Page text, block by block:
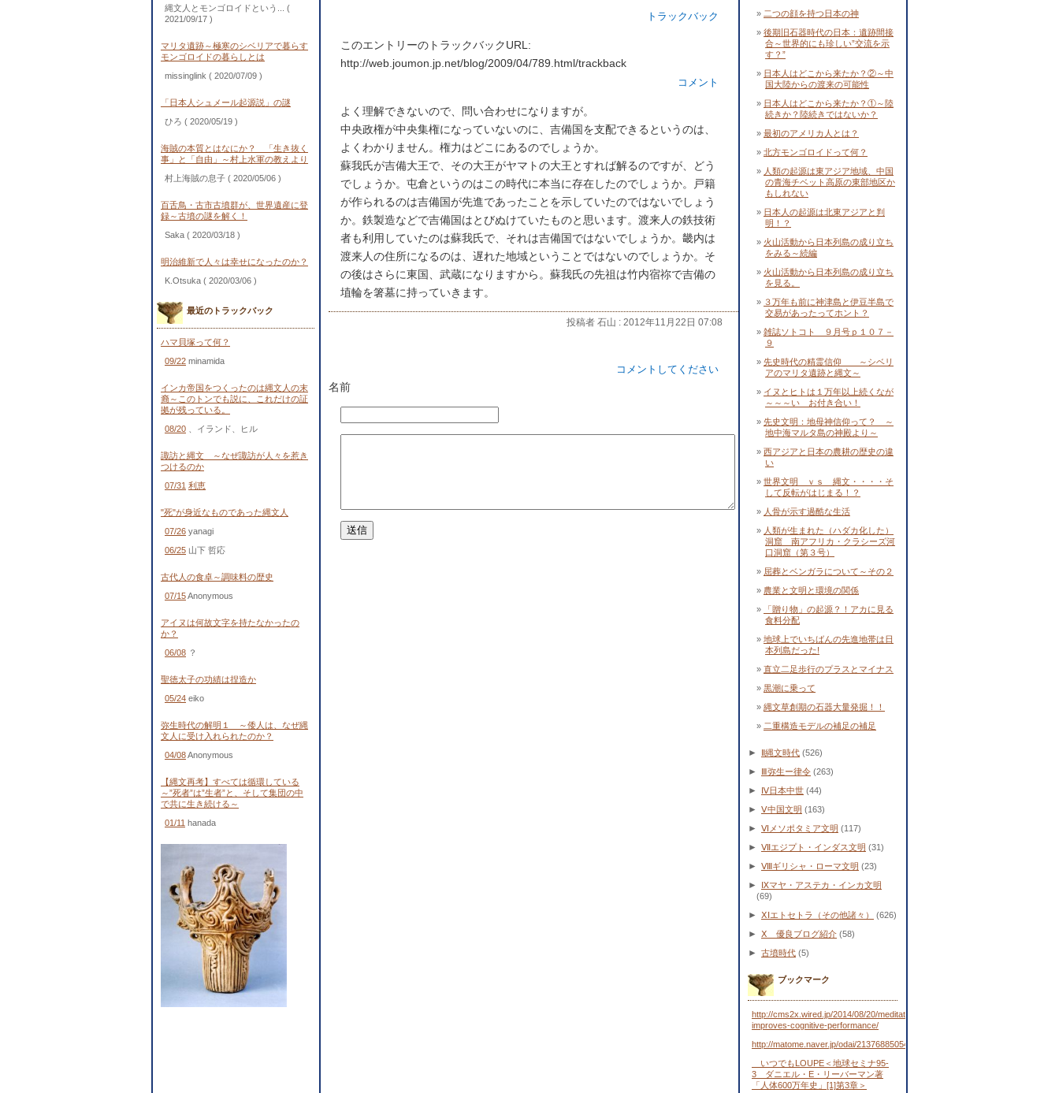
縄文人とモンゴロイドという... (
2021/09/17 )
マリタ遺跡～極寒のシベリアで暮らす
モンゴロイドの暮らしとは
missinglink ( 2020/07/09 )
「日本人シュメール起源説」の謎
ひろ ( 2020/05/19 )
海賊の本質とはなにか？ 「生き抜く
事」と「自由」～村上水軍の教えより
村上海賊の息子 ( 2020/05/06 )
百舌鳥・古市古墳群が、世界遺産に登
録～古墳の謎を解く！
Saka ( 2020/03/18 )
明治維新で人々は幸せになったのか？
K.Otsuka ( 2020/03/06 )
最近のトラックバック
ハマ貝塚って何？
09/22 minamida
インカ帝国をつくったのは縄文人の末
裔～このトンでも説に、これだけの証
拠が残っている。
08/20
、イランド、ヒル
諏訪と縄文 ～なぜ諏訪が人々を惹き
つけるのか
07/31 利恵
"死"が身近なものであった縄文人
07/26 yanagi
06/25 山下 哲応
古代人の食卓～調味料の歴史
07/15Anonymous
アイヌは何故文字を持たなかったの
か？
06/08 ？
聖徳太子の功績は捏造か
05/24 eiko
弥生時代の解明１ ～倭人は、なぜ縄
文人に受け入れられたのか？
04/08Anonymous
【縄文再考】すべては循環している
～”死者”は”生者”と、そして集団の中
で共に生き続ける～
01/11 hanada
トラックバック
このエントリーのトラックバックURL:
http://web.joumon.jp.net/blog/2009/04/789.html/trackback
コメント
よく理解できないので、問い合わせになりますが。
中央政権が中央集権になっていないのに、吉備国を支配できるというのは、
よくわかりません。権力はどこにあるのでしょうか。
蘇我氏が吉備大王で、その大王がヤマトの大王とすれば解るのですが、どう
でしょうか。屯倉というのはこの時代に本当に存在したのでしょうか。戸籍
が作られるのは吉備国が先進であったことを示していたのではないでしょう
か。鉄製造などで吉備国はとびぬけていたものと思います。渡来人の鉄技術
者も利用していたのは蘇我氏で、それは吉備国ではないでしょうか。畿内は
渡来人の住所になるのは、遅れた地域ということではないのでしょうか。そ
の後はさらに東国、武蔵になりますから。蘇我氏の先祖は竹内宿祢で吉備の
埴輪を箸墓に持っていきます。
投稿者 石山 : 2012年11月22日 07:08
コメントしてください
名前
二つの顔を持つ日本の神
後期旧石器時代の日本：遺跡間接
合～世界的にも珍しい”交流を示
す？”
日本人はどこから来たか？②～中
国大陸からの渡来の可能性
日本人はどこから来たか？①～陸
続きか？陸続きではないか？
最初のアメリカ人とは？
北方モンゴロイドって何？
人類の起源は東アジア地域、中国
の青海チベット高原の東部地区か
もしれない
日本人の起源は北東アジアと判
明！？
火山活動から日本列島の成り立ち
をみる～続編
火山活動から日本列島の成り立ち
を見る。
３万年も前に神津島と伊豆半島で
交易があったってホント？
雑誌ソトコト ９月号ｐ１０７－
９
先史時代の精霊信仰 ～シベリ
アのマリタ遺跡と縄文～
イヌとヒトは１万年以上続くなが
～～～い お付き合い！
先史文明：地母神信仰って？ ～
地中海マルタ島の神殿より～
西アジアと日本の農耕の歴史の違
い
世界文明 ｖｓ 縄文・・・・そ
して反転がはじまる！？
人骨が示す過酷な生活
人類が生まれた（ハダカ化した）
洞窟 南アフリカ・クラシーズ河
口洞窟（第３号）
屈葬とベンガラについて～その２
農業と文明と環境の関係
「贈り物」の起源？！アカに見る
食料分配
地球上でいちばんの先進地帯は日
本列島だった!
直立二足歩行のプラスとマイナス
黒潮に乗って
縄文草創期の石器大量発掘！！
二重構造モデルの補足の補足
► Ⅱ縄文時代 (526)
► Ⅲ弥生ー律令 (263)
► Ⅳ日本中世 (44)
► Ⅴ中国文明 (163)
► Ⅵメソポタミア文明 (117)
► Ⅶエジプト・インダス文明 (31)
► Ⅷギリシャ・ローマ文明 (23)
►
Ⅸマヤ・アステカ・インカ文明
(69)
► ⅩⅠエトセトラ（その他諸々） (626)
► Ⅹ 優良ブログ紹介 (58)
► 古墳時代 (5)
ブックマーク
http://cms2x.wired.jp/2014/08/20/meditation-
improves-cognitive-performance/
http://matome.naver.jp/odai/2137688505443481701
いつでもLOUPE＜地球セミナ95-
3 ダニエル・E・リーバーマン著
「人体600万年史」[1]第3章＞